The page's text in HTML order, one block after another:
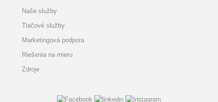
Naše služby
Tlačové služby
Marketingová podpora
Riešenia na mieru
Zdroje